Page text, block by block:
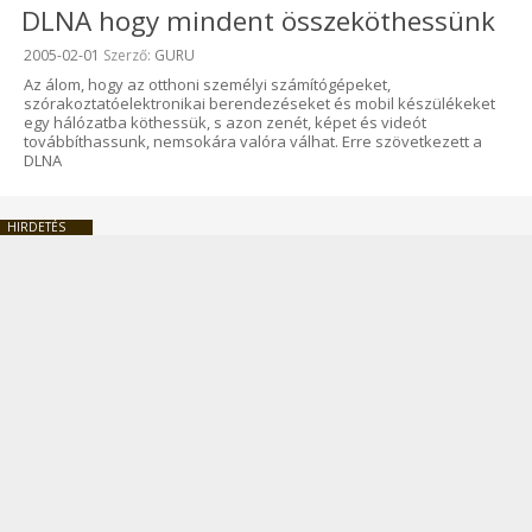
DLNA hogy mindent összeköthessünk
Beküldve:
2005-02-01 Szerző: GURU
Az álom, hogy az otthoni személyi számítógépeket,
szórakoztatóelektronikai berendezéseket és mobil készülékeket
egy hálózatba köthessük, s azon zenét, képet és videót
továbbíthassunk, nemsokára valóra válhat. Erre szövetkezett a
DLNA
HIRDETÉS